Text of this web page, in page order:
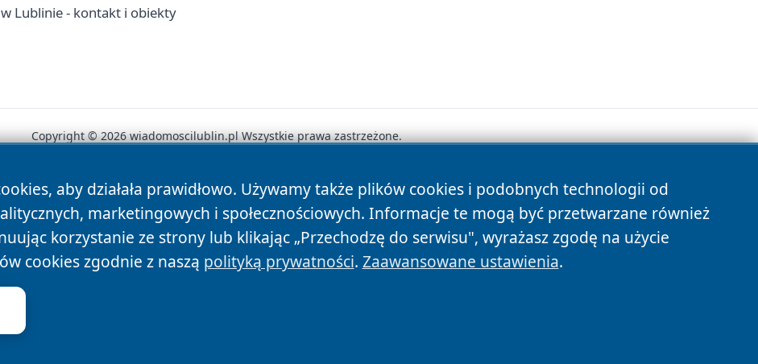
Lublinie - kontakt i obiekty
aby działała prawidłowo. Używamy także plików cookies i podobnych technologii od
marketingowych i społecznościowych. Informacje te mogą być przetwarzane również
korzystanie ze strony lub klikając „Przechodzę do serwisu", wyrażasz zgodę na użycie
cookies zgodnie z naszą polityką prywatności. Zaawansowane ustawienia.
Copyright © 2026 wiadomoscilublin.pl Wszystkie prawa zastrzeżone.
News Autorzy Polityka Prywatności Polityka Cookies